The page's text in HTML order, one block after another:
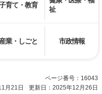
育て・教育
祉
産業・しごと 市政情報
ページ番号：16043
月21日
更新日：2025年12月26日